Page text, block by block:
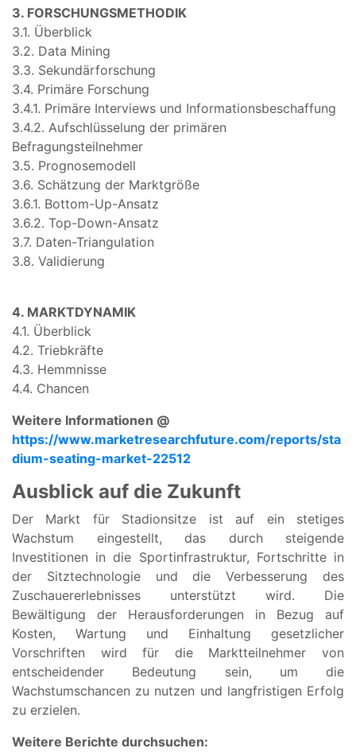
3. FORSCHUNGSMETHODIK
3.1. Überblick
3.2. Data Mining
3.3. Sekundärforschung
3.4. Primäre Forschung
3.4.1. Primäre Interviews und Informationsbeschaffung
3.4.2. Aufschlüsselung der primären
Befragungsteilnehmer
3.5. Prognosemodell
3.6. Schätzung der Marktgröße
3.6.1. Bottom-Up-Ansatz
3.6.2. Top-Down-Ansatz
3.7. Daten-Triangulation
3.8. Validierung
4. MARKTDYNAMIK
4.1. Überblick
4.2. Triebkräfte
4.3. Hemmnisse
4.4. Chancen
Weitere Informationen @
https://www.marketresearchfuture.com/reports/sta
dium-seating-market-22512
Ausblick auf die Zukunft
Der Markt für Stadionsitze ist auf ein stetiges
Wachstum eingestellt, das durch steigende
Investitionen in die Sportinfrastruktur, Fortschritte in
der Sitztechnologie und die Verbesserung des
Zuschauererlebnisses unterstützt wird. Die
Bewältigung der Herausforderungen in Bezug auf
Kosten, Wartung und Einhaltung gesetzlicher
Vorschriften wird für die Marktteilnehmer von
entscheidender Bedeutung sein, um die
Wachstumschancen zu nutzen und langfristigen Erfolg
zu erzielen.
Weitere Berichte durchsuchen: